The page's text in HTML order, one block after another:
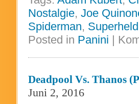
Nostalgie, Joe
Spiderman,
Posted in Panini |
Deadpool Vs. Thanos
Juni 2, 2016